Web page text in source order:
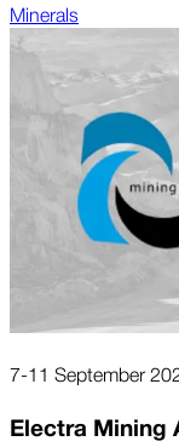
Minerals
7-11 September
Electra Mining